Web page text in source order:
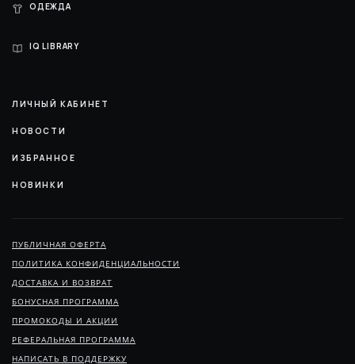
ОДЕЖДА
IQ LIBRARY
ЛИЧНЫЙ КАБИНЕТ
НОВОСТИ
ИЗБРАННОЕ
НОВИНКИ
ПУБЛИЧНАЯ ОФЕРТА
ПОЛИТИКА КОНФИДЕНЦИАЛЬНОСТИ
ДОСТАВКА И ВОЗВРАТ
БОНУСНАЯ ПРОГРАММА
ПРОМОКОДЫ И АКЦИИ
РЕФЕРАЛЬНАЯ ПРОГРАММА
НАПИСАТЬ В ПОДДЕРЖКУ